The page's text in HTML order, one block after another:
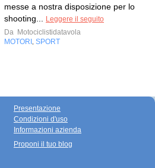
messe a nostra disposizione per lo
shooting...
Leggere il seguito
Da Motociclistidatavola
MOTORI
SPORT
Presentazione
Condizioni d'uso
Informazioni azienda
Proponi il tuo blog